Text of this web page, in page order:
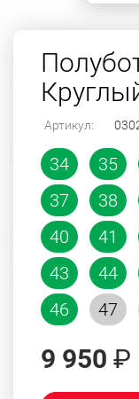
Артикул:
34 35
37
38
40
41
43
44
46
47
9 950 ₽